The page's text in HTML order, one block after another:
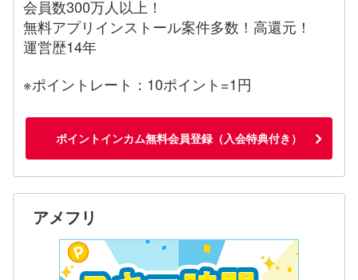
会員数300万人以上！
無料アプリインストール案件多数！高還元！
運営歴14年
※ポイントレート：10ポイント=1円
ポイントインカム無料会員登録（入会特典付き）
アメフリ